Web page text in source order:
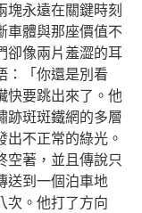
塊永遠在關鍵時刻
車體與那座價值不
卻像兩片羞澀的耳
：「你還是別看
快要跳出來了。他
跡斑斑鐵網的多層
不正常的綠光。
空著，並且傳說只
送到一個泊車地
次。他打了方向